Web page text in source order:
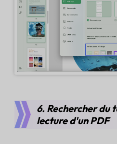
6. Rechercher du
lecture d'un PDF